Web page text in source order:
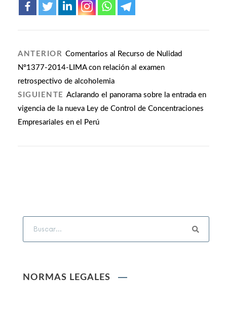
ANTERIOR Comentarios al Recurso de Nulidad
Nº1377-2014-LIMA con relación al examen
retrospectivo de alcoholemia
SIGUIENTE Aclarando el panorama sobre la entrada en
vigencia de la nueva Ley de Control de Concentraciones
Empresariales en el Perú
NORMAS LEGALES